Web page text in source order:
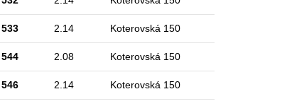
2.14 Koterovská 150
2.08 Koterovská 150
2.14 Koterovská 150